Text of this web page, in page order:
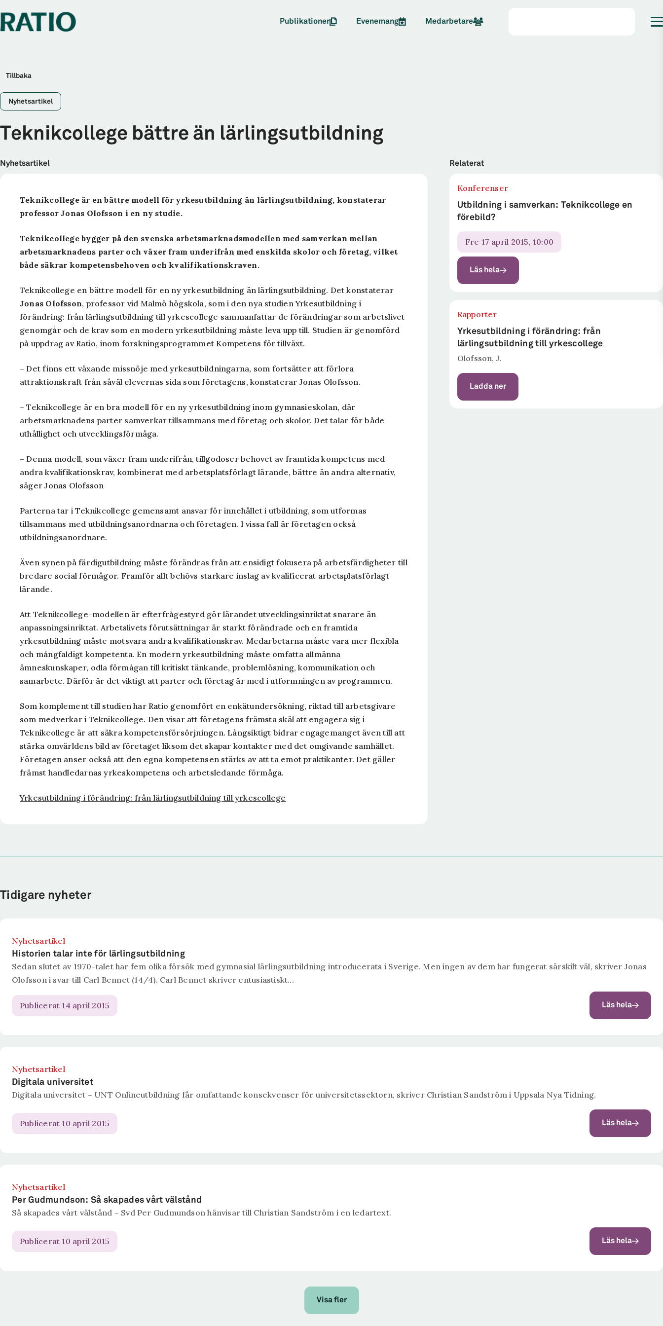
Publikationer Evenemang Medarbetare
Tillbaka
Nyhetsartikel
Teknikcollege bättre än lärlingsutbildning
Nyhetsartikel
Teknikcollege är en bättre modell för yrkesutbildning än lärlingsutbildning, konstaterar
professor Jonas Olofsson i en ny studie.
Teknikcollege bygger på den svenska arbetsmarknadsmodellen med samverkan mellan
arbetsmarknadens parter och växer fram underifrån med enskilda skolor och företag, vilket
både säkrar kompetensbehoven och kvalifikationskraven.
Teknikcollege en bättre modell för en ny yrkesutbildning än lärlingsutbildning. Det konstaterar
Jonas Olofsson, professor vid Malmö högskola, som i den nya studienYrkesutbildning i
förändring: från lärlingsutbildning till yrkescollege sammanfattar de förändringar som arbetslivet
genomgår och de krav som en modern yrkesutbildning måste leva upp till. Studien är genomförd
på uppdrag av Ratio, inom forskningsprogrammet Kompetens för tillväxt.
– Det finns ett växande missnöje med yrkesutbildningarna, som fortsätter att förlora
attraktionskraft från såväl elevernas sida som företagens, konstaterar Jonas Olofsson.
– Teknikcollege är en bra modell för en ny yrkesutbildning inom gymnasieskolan, där
arbetsmarknadens parter samverkar tillsammans med företag och skolor. Det talar för både
uthållighet och utvecklingsförmåga.
– Denna modell, som växer fram underifrån, tillgodoser behovet av framtida kompetens med
andra kvalifikationskrav, kombinerat med arbetsplatsförlagt lärande, bättre än andra alternativ,
säger Jonas Olofsson
Parterna tar i Teknikcollege gemensamt ansvar för innehållet i utbildning, som utformas
tillsammans med utbildningsanordnarna och företagen. I vissa fall är företagen också
utbildningsanordnare.
Även synen på färdigutbildning måste förändras från att ensidigt fokusera på arbetsfärdigheter till
bredare social förmågor. Framför allt behövs starkare inslag av kvalificerat arbetsplatsförlagt
lärande.
Att Teknikcollege-modellen är efterfrågestyrd gör lärandet utvecklingsinriktat snarare än
anpassningsinriktat. Arbetslivets förutsättningar är starkt förändrade och en framtida
yrkesutbildning måste motsvara andra kvalifikationskrav. Medarbetarna måste vara mer flexibla
och mångfaldigt kompetenta. En modern yrkesutbildning måste omfatta allmänna
ämneskunskaper, odla förmågan till kritiskt tänkande, problemlösning, kommunikation och
samarbete. Därför är det viktigt att parter och företag är med i utformningen av programmen.
Som komplement till studien har Ratio genomfört en enkätundersökning, riktad till arbetsgivare
som medverkar i Teknikcollege. Den visar att företagens främsta skäl att engagera sig i
Teknikcollege är att säkra kompetensförsörjningen. Långsiktigt bidrar engagemanget även till att
stärka omvärldens bild av företaget liksom det skapar kontakter med det omgivande samhället.
Företagen anser också att den egna kompetensen stärks av att ta emot praktikanter. Det gäller
främst handledarnas yrkeskompetens och arbetsledande förmåga.
Yrkesutbildning i förändring: från lärlingsutbildning till yrkescollege
Relaterat
Konferenser
Utbildning i samverkan: Teknikcollege en
förebild?
fre 17 april 2015, 10:00
Läs hela
Rapporter
Yrkesutbildning i förändring: från
lärlingsutbildning till yrkescollege
Olofsson, J.
Ladda ner
Tidigare nyheter
Nyhetsartikel
Historien talar inte för lärlingsutbildning
Sedan slutet av 1970-talet har fem olika försök med gymnasial lärlingsutbildning introducerats i Sverige. Men ingen av dem har fungerat särskilt väl, skriver Jonas
Olofsson i svar till Carl Bennet (14/4). Carl Bennet skriver entusiastiskt...
Publicerat 14 april 2015 Läs hela
Nyhetsartikel
Digitala universitet
Digitala universitet – UNT Onlineutbildning får omfattande konsekvenser för universitetssektorn, skriver Christian Sandström i Uppsala Nya Tidning.
Publicerat 10 april 2015 Läs hela
Nyhetsartikel
Per Gudmundson: Så skapades vårt välstånd
Så skapades vårt välstånd – Svd Per Gudmundson hänvisar till Christian Sandström i en ledartext.
Publicerat 10 april 2015 Läs hela
Visa fler